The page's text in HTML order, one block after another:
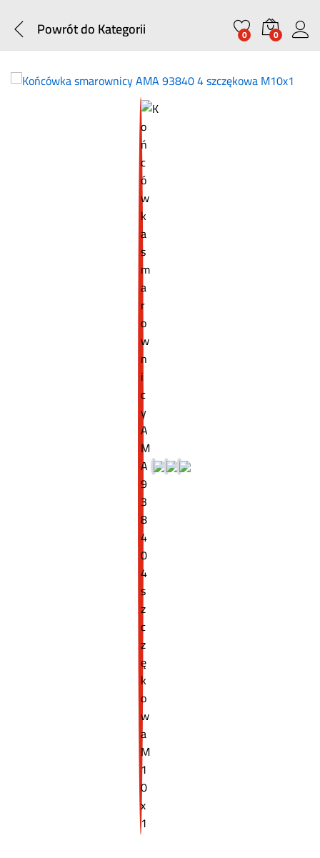
Powrót doKategorii 0 0